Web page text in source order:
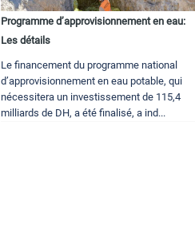
Programme d’approvisionnement en eau:
Les détails
Le financement du programme national
d’approvisionnement en eau potable, qui
nécessitera un investissement de 115,4
milliards de DH, a été finalisé, a ind...